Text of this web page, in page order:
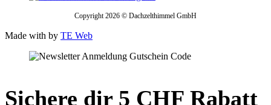
Copyright 2026 © Dachzelthimmel GmbH
Made with by TE Web
Sichere dir 5 CHF Rabatt